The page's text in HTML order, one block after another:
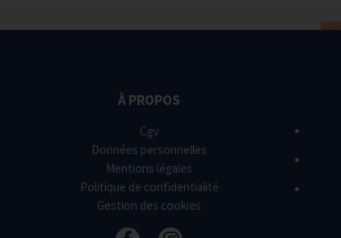
À PROPOS
Cgv
Données personnelles
Mentions légales
Politique de confidentialité
Gestion des cookies